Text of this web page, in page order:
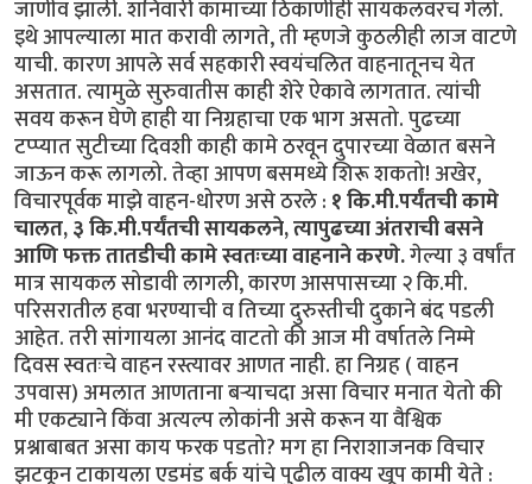
जाणीव झाली. शनिवारी कामाच्या ठिकाणीही सायकलवरच गेलो.
इथे आपल्याला मात करावी लागते, ती म्हणजे कुठलीही लाज वाटणे
याची. कारण आपले सर्व सहकारी स्वयंचलित वाहनातूनच येत
असतात. त्यामुळे सुरुवातीस काही शेरे ऐकावे लागतात. त्यांची
सवय करून घेणे हाही या निग्रहाचा एक भाग असतो. पुढच्या
टप्प्यात सुटीच्या दिवशी काही कामे ठरवून दुपारच्या वेळात बसने
जाऊन करू लागलो. तेव्हा आपण बसमध्ये शिरू शकतो! अखेर,
विचारपूर्वक माझे वाहन-धोरण असे ठरले :१ कि.मी.पर्यंतची कामे
चालत, ३ कि.मी.पर्यंतची सायकलने, त्यापुढच्या अंतराची बसने
आणि फक्त तातडीची कामे स्वतःच्या वाहनाने करणे.गेल्या ३ वर्षांत
मात्र सायकल सोडावी लागली, कारण आसपासच्या २ कि.मी.
परिसरातील हवा भरण्याची व तिच्या दुरुस्तीची दुकाने बंद पडली
आहेत. तरी सांगायला आनंद वाटतो की आज मी वर्षातले निम्मे
दिवस स्वतःचे वाहन रस्त्यावर आणत नाही. हा निग्रह ( वाहन
उपवास) अमलात आणताना बऱ्याचदा असा विचार मनात येतो की
मी एकट्याने किंवा अत्यल्प लोकांनी असे करून या वैश्विक
प्रश्नाबाबत असा काय फरक पडतो? मग हा निराशाजनक विचार
झटकून टाकायला एडमंड बर्क यांचे पुढील वाक्य खूप कामी येते :